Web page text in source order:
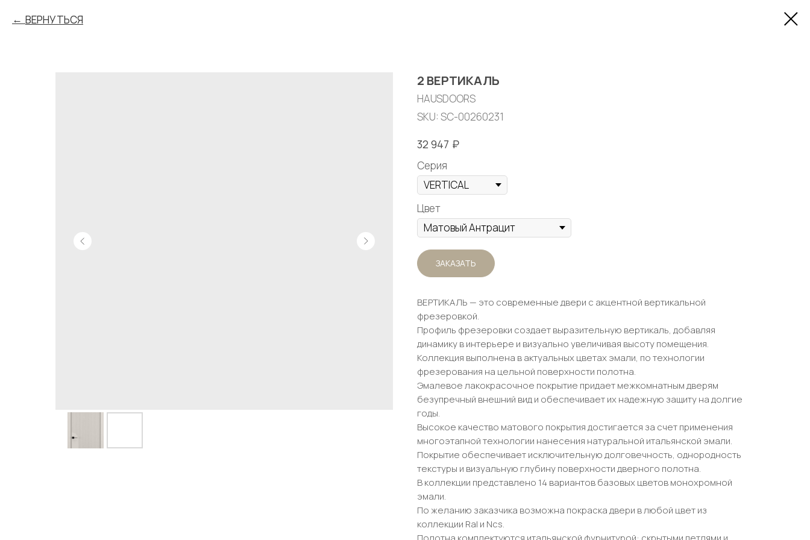
ВЕРНУТЬСЯ
2 ВЕРТИКАЛЬ
HAUSDOORS
SKU: SC-00260231
32 947 ₽
Серия
Цвет
ЗАКАЗАТЬ
ВЕРТИКАЛЬ — это современные двери с акцентной вертикальной
фрезеровкой.
Профиль фрезеровки создает выразительную вертикаль, добавляя
динамику в интерьере и визуально увеличивая высоту помещения.
Коллекция выполнена в актуальных цветах эмали, по технологии
фрезерования на цельной поверхности полотна.
Эмалевое лакокрасочное покрытие придает межкомнатным дверям
безупречный внешний вид и обеспечивает их надежную защиту на долгие
годы.
Высокое качество матового покрытия достигается за счет применения
многоэтапной технологии нанесения натуральной итальянской эмали.
Покрытие обеспечивает исключительную долговечность, однородность
текстуры и визуальную глубину поверхности дверного полотна.
В коллекции представлено 14 вариантов базовых цветов монохромной
эмали.
По желанию заказчика возможна покраска двери в любой цвет из
коллекции Ral и Ncs.